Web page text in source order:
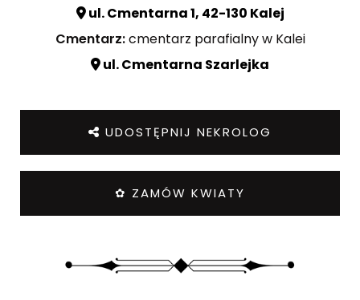
ul. Cmentarna 1, 42-130 Kalej
Cmentarz:cmentarz parafialny w Kalei
ul. Cmentarna Szarlejka
UDOSTĘPNIJ NEKROLOG
✿ ZAMÓW KWIATY